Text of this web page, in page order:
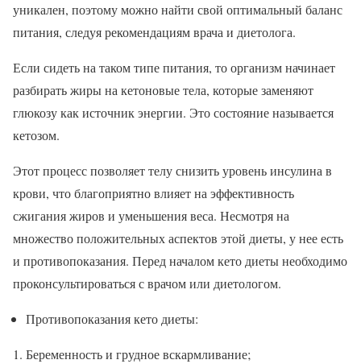
уникален, поэтому можно найти свой оптимальный баланс
питания, следуя рекомендациям врача и диетолога.
Если сидеть на таком типе питания, то организм начинает
разбирать жиры на кетоновые тела, которые заменяют
глюкозу как источник энергии. Это состояние называется
кетозом.
Этот процесс позволяет телу снизить уровень инсулина в
крови, что благоприятно влияет на эффективность
сжигания жиров и уменьшения веса. Несмотря на
множество положительных аспектов этой диеты, у нее есть
и противопоказания. Перед началом кето диеты необходимо
проконсультироваться с врачом или диетологом.
Противопоказания кето диеты:
Беременность и грудное вскармливание;